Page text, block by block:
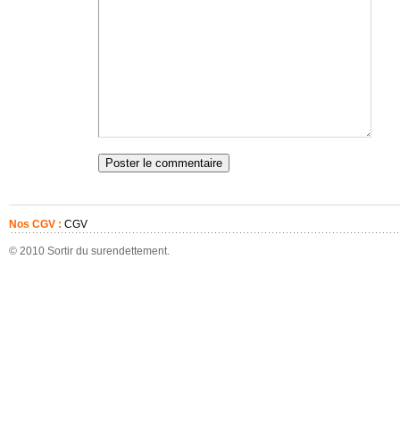
Nos CGV : CGV
© 2010 Sortir du surendettement.